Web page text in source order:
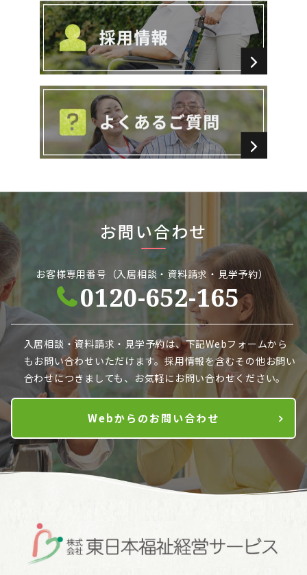
お問い合わせ
お客様専用番号（入居相談・資料請求・見学予約）
0120-652-165
入居相談・資料請求・見学予約は、下記Webフォームから
も お問い合わせいただけます。採用情報を含むその他お問い
合わせにつきましても、お気軽にお問い合わせください。
Webからのお問い合わせ